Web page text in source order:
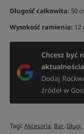
Długość całkowita: 50
Wysokość ramienia: 12
Chcesz być
Dodaj
źródeł w
Tagi:Akcesoria, Bar, Długi,